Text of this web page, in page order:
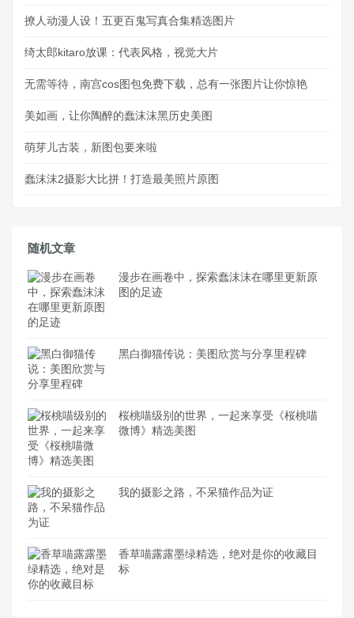
撩人动漫人设！五更百鬼写真合集精选图片
绮太郎kitaro放课：代表风格，视觉大片
无需等待，南宫cos图包免费下载，总有一张图片让你惊艳
美如画，让你陶醉的蠢沫沫黑历史美图
萌芽儿古装，新图包要来啦
蠢沫沫2摄影大比拼！打造最美照片原图
随机文章
漫步在画卷中，探索蠢沫沫在哪里更新原
图的足迹
黑白御猫传说：美图欣赏与分享里程碑
桜桃喵级别的世界，一起来享受《桜桃喵
微博》精选美图
我的摄影之路，不呆猫作品为证
香草喵露露墨绿精选，绝对是你的收藏目
标